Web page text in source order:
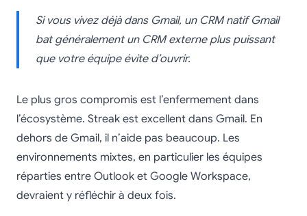
Si vous vivez déjà dans Gmail, un CRM natif Gmail
bat généralement un CRM externe plus puissant
que votre équipe évite d’ouvrir.
Le plus gros compromis est l’enfermement dans
l’écosystème. Streak est excellent dans Gmail. En
dehors de Gmail, il n’aide pas beaucoup. Les
environnements mixtes, en particulier les équipes
réparties entre Outlook et Google Workspace,
devraient y réfléchir à deux fois.